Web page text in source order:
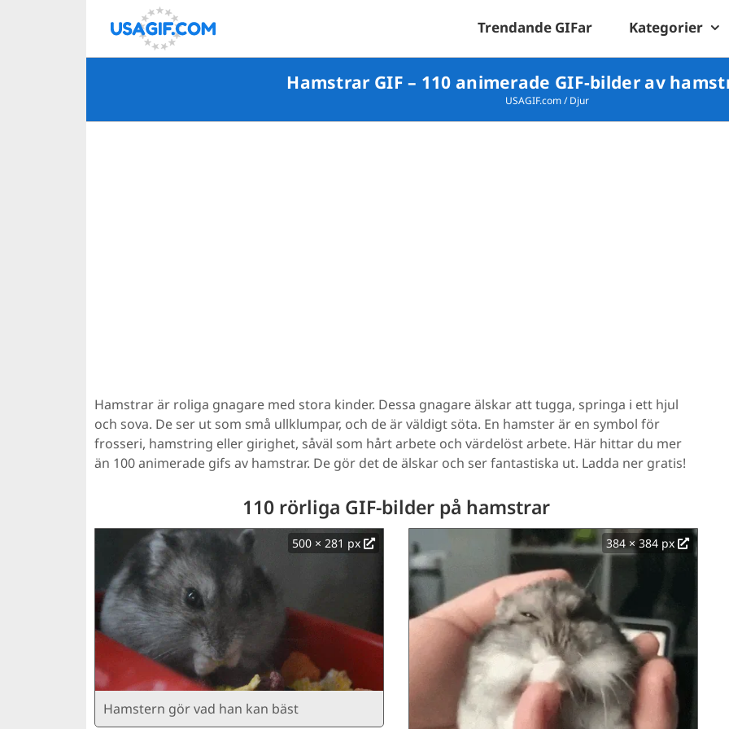
Trendande GIFar Kategorier
Hamstrar GIF – 110 animerade GIF-bilder av
USAGIF.com/Djur
Hamstrar är roliga gnagare med stora kinder. Dessa gnagare älskar att tugga, springa i ett hjul
och sova. De ser ut som små ullklumpar, och de är väldigt söta. En hamster är en symbol för
frosseri, hamstring eller girighet, såväl som hårt arbete och värdelöst arbete. Här hittar du mer
än 100 animerade gifs av hamstrar. De gör det de älskar och ser fantastiska ut. Ladda ner gratis!
110 rörliga GIF-bilder på hamstrar
500 × 281 px
Hamstern gör vad han kan bäst
384 × 384 px